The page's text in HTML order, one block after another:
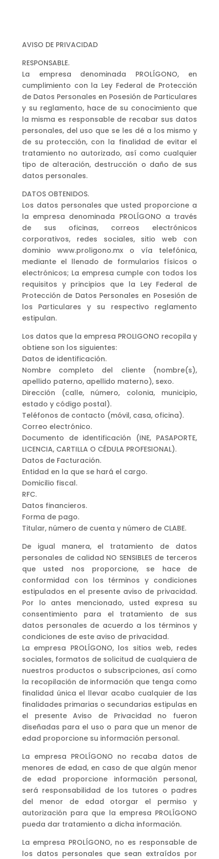
AVISO DE PRIVACIDAD
RESPONSABLE.
La empresa denominada PROLÍGONO, en
cumplimiento con la Ley Federal de Protección
de Datos Personales en Posesión de Particulares
y su reglamento, hace de su conocimiento que
la misma es responsable de recabar sus datos
personales, del uso que se les dé a los mismo y
de su protección, con la finalidad de evitar el
tratamiento no autorizado, así como cualquier
tipo de alteración, destrucción o daño de sus
datos personales.
DATOS OBTENIDOS.
Los datos personales que usted proporcione a
la empresa denominada PROLÍGONO a través
de sus oficinas, correos electrónicos
corporativos, redes sociales, sitio web con
dominio www.proligono.mx o vía telefónica,
mediante el llenado de formularios físicos o
electrónicos; La empresa cumple con todos los
requisitos y principios que la Ley Federal de
Protección de Datos Personales en Posesión de
los Particulares y su respectivo reglamento
estipulan.
Los datos que la empresa PROLIGONO recopila y
obtiene son los siguientes:
Datos de identificación.
Nombre completo del cliente (nombre(s),
apellido paterno, apellido materno), sexo.
Dirección (calle, número, colonia, municipio,
estado y código postal).
Teléfonos de contacto (móvil, casa, oficina).
Correo electrónico.
Documento de identificación (INE, PASAPORTE,
LICENCIA, CARTILLA O CÉDULA PROFESIONAL).
Datos de Facturación.
Entidad en la que se hará el cargo.
Domicilio fiscal.
RFC.
Datos financieros.
Forma de pago.
Titular, número de cuenta y número de CLABE.
De igual manera, el tratamiento de datos
personales de calidad NO SENSIBLES de terceros
que usted nos proporcione, se hace de
conformidad con los términos y condiciones
estipulados en el presente aviso de privacidad.
Por lo antes mencionado, usted expresa su
consentimiento para el tratamiento de sus
datos personales de acuerdo a los términos y
condiciones de este aviso de privacidad.
La empresa PROLÍGONO, los sitios web, redes
sociales, formatos de solicitud de cualquiera de
nuestros productos o subscripciones, así como
la recopilación de información que tenga como
finalidad única el llevar acabo cualquier de las
finalidades primarias o secundarias estipulas en
el presente Aviso de Privacidad no fueron
diseñadas para el uso o para que un menor de
edad proporcione su información personal.
La empresa PROLÍGONO no recaba datos de
menores de edad, en caso de que algún menor
de edad proporcione información personal,
será responsabilidad de los tutores o padres
del menor de edad otorgar el permiso y
autorización para que la empresa PROLÍGONO
pueda dar tratamiento a dicha información.
La empresa PROLÍGONO, no es responsable de
los datos personales que sean extraídos por